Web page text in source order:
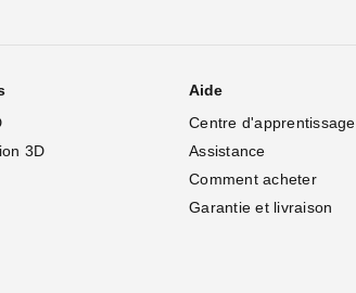
3D
Aide
Centre d'apprentissage
Assistance
Comment acheter
Garantie et livraison